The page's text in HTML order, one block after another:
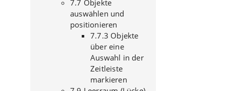
7.7 Objekte
auswählen und
positionieren
7.7.3 Objekte
über eine
Auswahl in der
Zeitleiste
markieren